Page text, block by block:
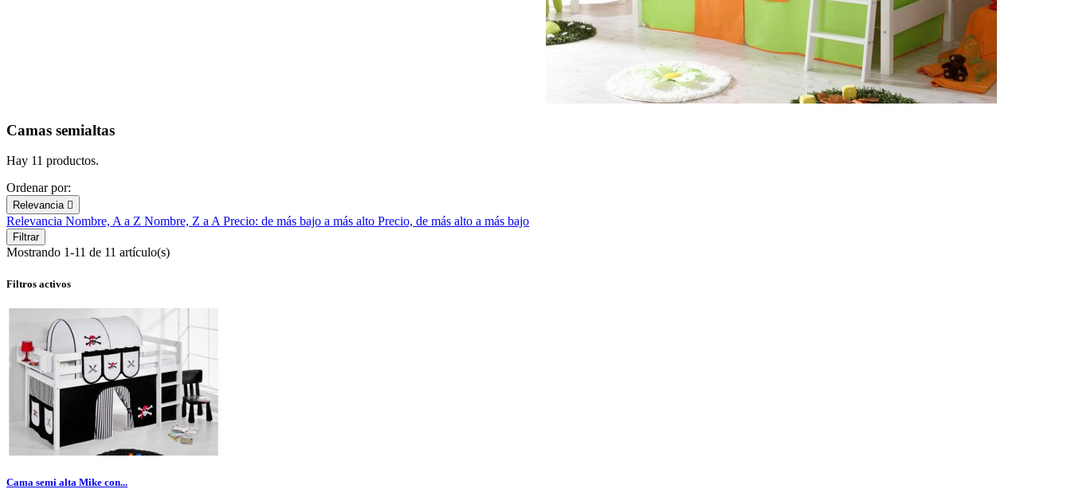
Camas semialtas
Hay 11 productos.
Ordenar por:
Relevancia 
Relevancia Nombre, A a Z Nombre, Z a APrecio: de más bajo a más alto Precio, de más alto a más bajo
Filtrar
Mostrando 1-11 de 11 artículo(s)
Filtros activos
Cama semi alta Mike con...